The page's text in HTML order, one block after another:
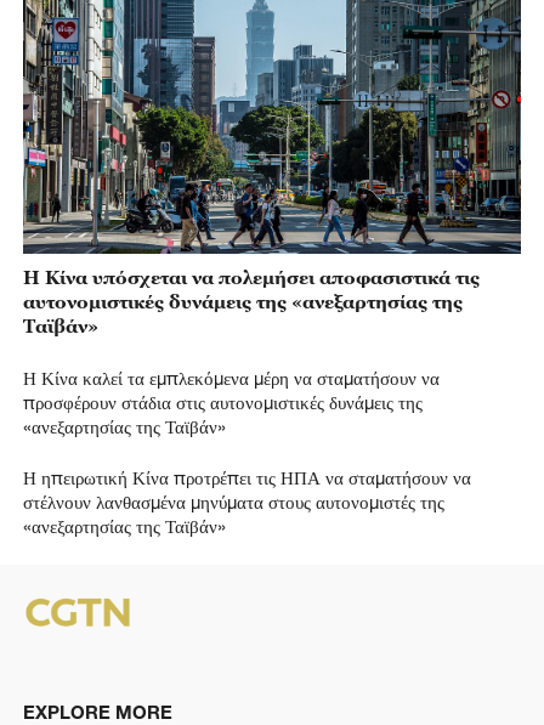
Η Κίνα υπόσχεται να πολεμήσει αποφασιστικά τις
αυτονομιστικές δυνάμεις της «ανεξαρτησίας της
Ταϊβάν»
Η Κίνα καλεί τα εμπλεκόμενα μέρη να σταματήσουν να
προσφέρουν στάδια στις αυτονομιστικές δυνάμεις της
«ανεξαρτησίας της Ταϊβάν»
Η ηπειρωτική Κίνα προτρέπει τις ΗΠΑ να σταματήσουν να
στέλνουν λανθασμένα μηνύματα στους αυτονομιστές της
«ανεξαρτησίας της Ταϊβάν»
EXPLORE MORE